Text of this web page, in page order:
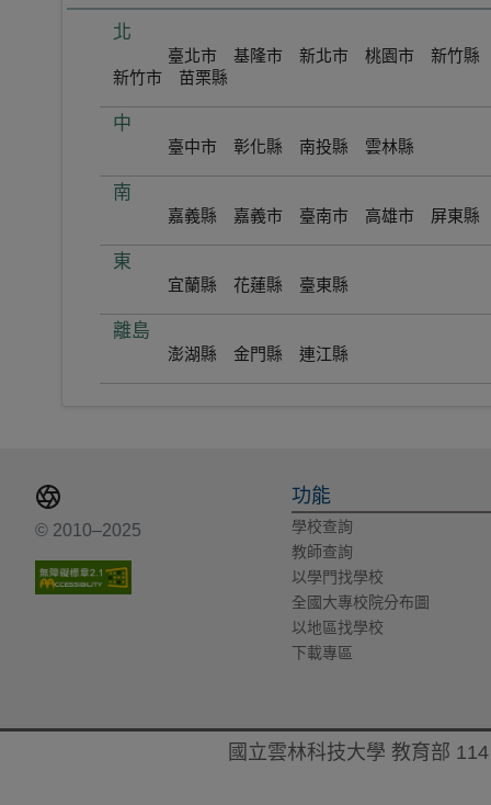
北
臺北市 基隆市 新北市 桃園市
新竹縣
新竹市
苗栗縣
中
臺中市 彰化縣 南投縣 雲林縣
南
嘉義縣 嘉義市 臺南市 高雄市 屏東縣
東
宜蘭縣 花蓮縣 臺東縣
離島
澎湖縣 金門縣 連江縣
© 2010–2025
功能
學校查詢
教師查詢
以學門找學校
全國大專校院分布圖
以地區找學校
下載專區
國立雲林科技大學 教育部